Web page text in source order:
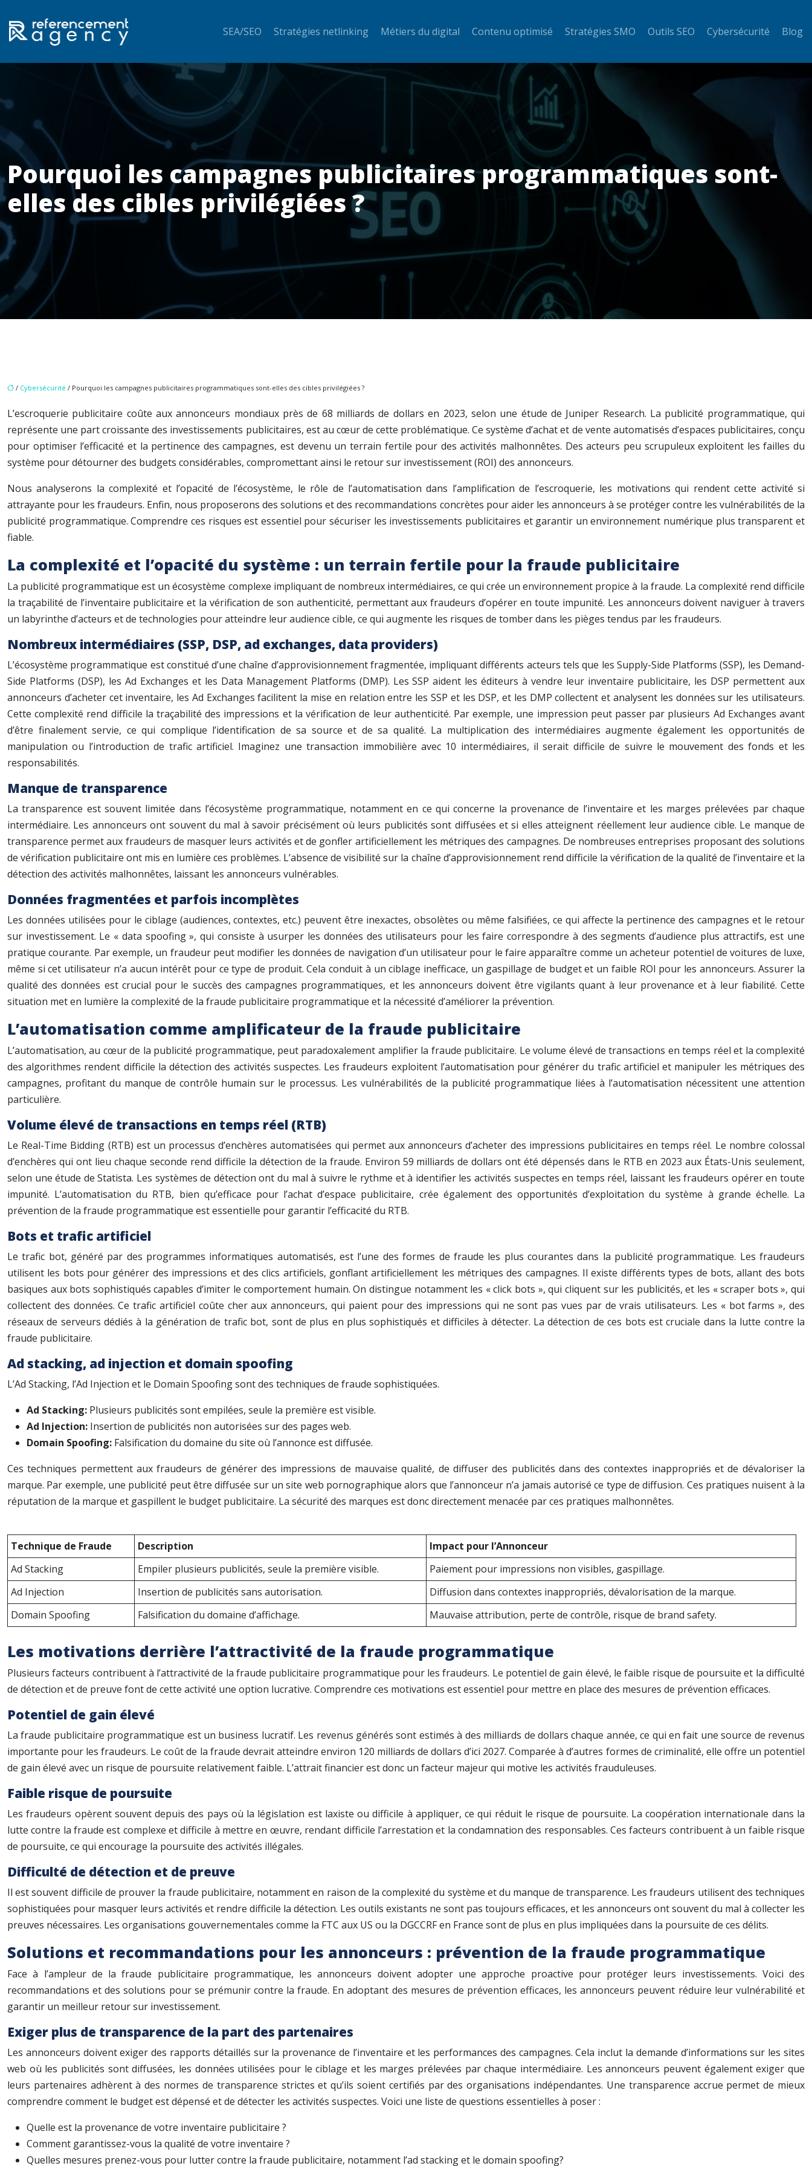
SEA/SEO Stratégies netlinking Métiers du digital Contenu optimisé Stratégies SMO Outils SEO Cybersécurité Blog
Pourquoi les campagnes publicitaires programmatiques sont-
elles des cibles privilégiées ?
/ Cybersécurité / Pourquoi les campagnes publicitaires programmatiques sont-elles des cibles privilégiées ?
L’escroquerie publicitaire coûte aux annonceurs mondiaux près de 68 milliards de dollars en 2023, selon une étude de Juniper Research. La publicité programmatique, qui
représente une part croissante des investissements publicitaires, est au cœur de cette problématique. Ce système d’achat et de vente automatisés d’espaces publicitaires, conçu
pour optimiser l’efficacité et la pertinence des campagnes, est devenu un terrain fertile pour des activités malhonnêtes. Des acteurs peu scrupuleux exploitent les failles du
système pour détourner des budgets considérables, compromettant ainsi le retour sur investissement (ROI) des annonceurs.
Nous analyserons la complexité et l’opacité de l’écosystème, le rôle de l’automatisation dans l’amplification de l’escroquerie, les motivations qui rendent cette activité si
attrayante pour les fraudeurs. Enfin, nous proposerons des solutions et des recommandations concrètes pour aider les annonceurs à se protéger contre les vulnérabilités de la
publicité programmatique. Comprendre ces risques est essentiel pour sécuriser les investissements publicitaires et garantir un environnement numérique plus transparent et
fiable.
La complexité et l’opacité du système : un terrain fertile pour la fraude publicitaire
La publicité programmatique est un écosystème complexe impliquant de nombreux intermédiaires, ce qui crée un environnement propice à la fraude. La complexité rend difficile
la traçabilité de l’inventaire publicitaire et la vérification de son authenticité, permettant aux fraudeurs d’opérer en toute impunité. Les annonceurs doivent naviguer à travers
un labyrinthe d’acteurs et de technologies pour atteindre leur audience cible, ce qui augmente les risques de tomber dans les pièges tendus par les fraudeurs.
Nombreux intermédiaires (SSP, DSP, ad exchanges, data providers)
L’écosystème programmatique est constitué d’une chaîne d’approvisionnement fragmentée, impliquant différents acteurs tels que les Supply-Side Platforms (SSP), les Demand-
Side Platforms (DSP), les Ad Exchanges et les Data Management Platforms (DMP). Les SSP aident les éditeurs à vendre leur inventaire publicitaire, les DSP permettent aux
annonceurs d’acheter cet inventaire, les Ad Exchanges facilitent la mise en relation entre les SSP et les DSP, et les DMP collectent et analysent les données sur les utilisateurs.
Cette complexité rend difficile la traçabilité des impressions et la vérification de leur authenticité. Par exemple, une impression peut passer par plusieurs Ad Exchanges avant
d’être finalement servie, ce qui complique l’identification de sa source et de sa qualité. La multiplication des intermédiaires augmente également les opportunités de
manipulation ou l’introduction de trafic artificiel. Imaginez une transaction immobilière avec 10 intermédiaires, il serait difficile de suivre le mouvement des fonds et les
responsabilités.
Manque de transparence
La transparence est souvent limitée dans l’écosystème programmatique, notamment en ce qui concerne la provenance de l’inventaire et les marges prélevées par chaque
intermédiaire. Les annonceurs ont souvent du mal à savoir précisément où leurs publicités sont diffusées et si elles atteignent réellement leur audience cible. Le manque de
transparence permet aux fraudeurs de masquer leurs activités et de gonfler artificiellement les métriques des campagnes. De nombreuses entreprises proposant des solutions
de vérification publicitaire ont mis en lumière ces problèmes. L’absence de visibilité sur la chaîne d’approvisionnement rend difficile la vérification de la qualité de l’inventaire et la
détection des activités malhonnêtes, laissant les annonceurs vulnérables.
Données fragmentées et parfois incomplètes
Les données utilisées pour le ciblage (audiences, contextes, etc.) peuvent être inexactes, obsolètes ou même falsifiées, ce qui affecte la pertinence des campagnes et le retour
sur investissement. Le « data spoofing », qui consiste à usurper les données des utilisateurs pour les faire correspondre à des segments d’audience plus attractifs, est une
pratique courante. Par exemple, un fraudeur peut modifier les données de navigation d’un utilisateur pour le faire apparaître comme un acheteur potentiel de voitures de luxe,
même si cet utilisateur n’a aucun intérêt pour ce type de produit. Cela conduit à un ciblage inefficace, un gaspillage de budget et un faible ROI pour les annonceurs. Assurer la
qualité des données est crucial pour le succès des campagnes programmatiques, et les annonceurs doivent être vigilants quant à leur provenance et à leur fiabilité. Cette
situation met en lumière la complexité de la fraude publicitaire programmatique et la nécessité d’améliorer la prévention.
L’automatisation comme amplificateur de la fraude publicitaire
L’automatisation, au cœur de la publicité programmatique, peut paradoxalement amplifier la fraude publicitaire. Le volume élevé de transactions en temps réel et la complexité
des algorithmes rendent difficile la détection des activités suspectes. Les fraudeurs exploitent l’automatisation pour générer du trafic artificiel et manipuler les métriques des
campagnes, profitant du manque de contrôle humain sur le processus. Les vulnérabilités de la publicité programmatique liées à l’automatisation nécessitent une attention
particulière.
Volume élevé de transactions en temps réel (RTB)
Le Real-Time Bidding (RTB) est un processus d’enchères automatisées qui permet aux annonceurs d’acheter des impressions publicitaires en temps réel. Le nombre colossal
d’enchères qui ont lieu chaque seconde rend difficile la détection de la fraude. Environ 59 milliards de dollars ont été dépensés dans le RTB en 2023 aux États-Unis seulement,
selon une étude de Statista. Les systèmes de détection ont du mal à suivre le rythme et à identifier les activités suspectes en temps réel, laissant les fraudeurs opérer en toute
impunité. L’automatisation du RTB, bien qu’efficace pour l’achat d’espace publicitaire, crée également des opportunités d’exploitation du système à grande échelle. La
prévention de la fraude programmatique est essentielle pour garantir l’efficacité du RTB.
Bots et trafic artificiel
Le trafic bot, généré par des programmes informatiques automatisés, est l’une des formes de fraude les plus courantes dans la publicité programmatique. Les fraudeurs
utilisent les bots pour générer des impressions et des clics artificiels, gonflant artificiellement les métriques des campagnes. Il existe différents types de bots, allant des bots
basiques aux bots sophistiqués capables d’imiter le comportement humain. On distingue notamment les « click bots », qui cliquent sur les publicités, et les « scraper bots », qui
collectent des données. Ce trafic artificiel coûte cher aux annonceurs, qui paient pour des impressions qui ne sont pas vues par de vrais utilisateurs. Les « bot farms », des
réseaux de serveurs dédiés à la génération de trafic bot, sont de plus en plus sophistiqués et difficiles à détecter. La détection de ces bots est cruciale dans la lutte contre la
fraude publicitaire.
Ad stacking, ad injection et domain spoofing
L’Ad Stacking, l’Ad Injection et le Domain Spoofing sont des techniques de fraude sophistiquées.
Ad Stacking: Plusieurs publicités sont empilées, seule la première est visible.
Ad Injection: Insertion de publicités non autorisées sur des pages web.
Domain Spoofing: Falsification du domaine du site où l’annonce est diffusée.
Ces techniques permettent aux fraudeurs de générer des impressions de mauvaise qualité, de diffuser des publicités dans des contextes inappropriés et de dévaloriser la
marque. Par exemple, une publicité peut être diffusée sur un site web pornographique alors que l’annonceur n’a jamais autorisé ce type de diffusion. Ces pratiques nuisent à la
réputation de la marque et gaspillent le budget publicitaire. La sécurité des marques est donc directement menacée par ces pratiques malhonnêtes.
Technique de Fraude Description
Impact pour l’Annonceur
Ad Stacking
Empiler plusieurs publicités, seule la première visible.
Paiement pour impressions non visibles, gaspillage.
Ad Injection
Insertion de publicités sans autorisation.
Diffusion dans contextes inappropriés, dévalorisation de la marque.
Domain Spoofing
Falsification du domaine d’affichage. Mauvaise attribution, perte de contrôle, risque de brand safety.
Les motivations derrière l’attractivité de la fraude programmatique
Plusieurs facteurs contribuent à l’attractivité de la fraude publicitaire programmatique pour les fraudeurs. Le potentiel de gain élevé, le faible risque de poursuite et la difficulté
de détection et de preuve font de cette activité une option lucrative. Comprendre ces motivations est essentiel pour mettre en place des mesures de prévention efficaces.
Potentiel de gain élevé
La fraude publicitaire programmatique est un business lucratif. Les revenus générés sont estimés à des milliards de dollars chaque année, ce qui en fait une source de revenus
importante pour les fraudeurs. Le coût de la fraude devrait atteindre environ 120 milliards de dollars d’ici 2027. Comparée à d’autres formes de criminalité, elle offre un potentiel
de gain élevé avec un risque de poursuite relativement faible. L’attrait financier est donc un facteur majeur qui motive les activités frauduleuses.
Faible risque de poursuite
Les fraudeurs opèrent souvent depuis des pays où la législation est laxiste ou difficile à appliquer, ce qui réduit le risque de poursuite. La coopération internationale dans la
lutte contre la fraude est complexe et difficile à mettre en œuvre, rendant difficile l’arrestation et la condamnation des responsables. Ces facteurs contribuent à un faible risque
de poursuite, ce qui encourage la poursuite des activités illégales.
Difficulté de détection et de preuve
Il est souvent difficile de prouver la fraude publicitaire, notamment en raison de la complexité du système et du manque de transparence. Les fraudeurs utilisent des techniques
sophistiquées pour masquer leurs activités et rendre difficile la détection. Les outils existants ne sont pas toujours efficaces, et les annonceurs ont souvent du mal à collecter les
preuves nécessaires. Les organisations gouvernementales comme la FTC aux US ou la DGCCRF en France sont de plus en plus impliquées dans la poursuite de ces délits.
Solutions et recommandations pour les annonceurs : prévention de la fraude programmatique
Face à l’ampleur de la fraude publicitaire programmatique, les annonceurs doivent adopter une approche proactive pour protéger leurs investissements. Voici des
recommandations et des solutions pour se prémunir contre la fraude. En adoptant des mesures de prévention efficaces, les annonceurs peuvent réduire leur vulnérabilité et
garantir un meilleur retour sur investissement.
Exiger plus de transparence de la part des partenaires
Les annonceurs doivent exiger des rapports détaillés sur la provenance de l’inventaire et les performances des campagnes. Cela inclut la demande d’informations sur les sites
web où les publicités sont diffusées, les données utilisées pour le ciblage et les marges prélevées par chaque intermédiaire. Les annonceurs peuvent également exiger que
leurs partenaires adhèrent à des normes de transparence strictes et qu’ils soient certifiés par des organisations indépendantes. Une transparence accrue permet de mieux
comprendre comment le budget est dépensé et de détecter les activités suspectes. Voici une liste de questions essentielles à poser :
Quelle est la provenance de votre inventaire publicitaire ?
Comment garantissez-vous la qualité de votre inventaire ?
Quelles mesures prenez-vous pour lutter contre la fraude publicitaire, notamment l’ad stacking et le domain spoofing?